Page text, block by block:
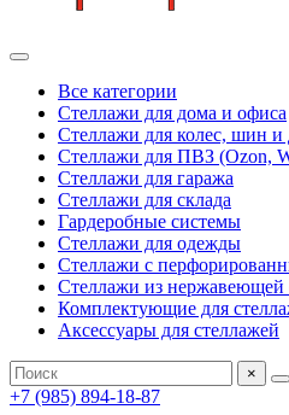
Все категории
Стеллажи для дома и офиса
Стеллажи для колес, шин и
Стеллажи для ПВЗ (Ozon,
Стеллажи для гаража
Стеллажи для склада
Гардеробные системы
Стеллажи для одежды
Стеллажи с
Стеллажи из нержавеющей
Комплектующие для
Аксессуары для стеллажей
×
+7 (985) 894-18-87